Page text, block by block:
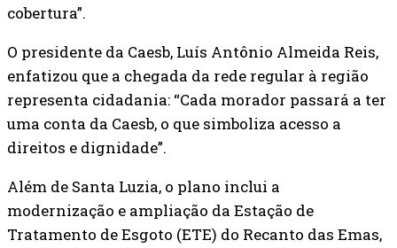
cobertura”.
O presidente da Caesb, Luís Antônio Almeida Reis,
enfatizou que a chegada da rede regular à região
representa cidadania: “Cada morador passará a ter
uma conta da Caesb, o que simboliza acesso a
direitos e dignidade”.
Além de Santa Luzia, o plano inclui a
modernização e ampliação da Estação de
Tratamento de Esgoto (ETE) do Recanto das Emas,